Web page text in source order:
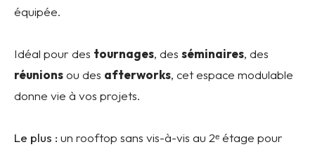
équipée.
Idéal pour des tournages, des séminaires, des
réunionsou des afterworks, cet espace modulable
donne vie à vos projets.
Le plus : un rooftop sans vis-à-vis au 2ᵉ étage pour